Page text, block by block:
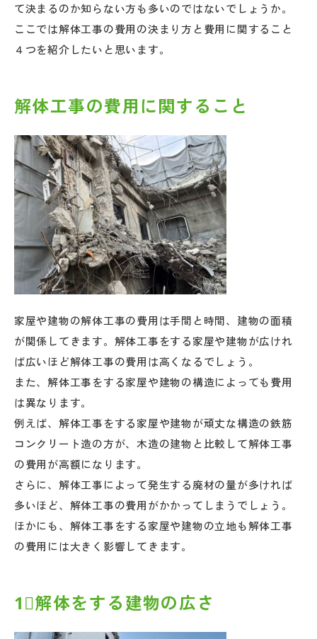
て決まるのか知らない方も多いのではないでしょうか。
ここでは解体工事の費用の決まり方と費用に関すること
４つを紹介したいと思います。
解体工事の費用に関すること
家屋や建物の解体工事の費用は手間と時間、建物の面積
が関係してきます。解体工事をする家屋や建物が広けれ
ば広いほど解体工事の費用は高くなるでしょう。
また、解体工事をする家屋や建物の構造によっても費用
は異なります。
例えば、解体工事をする家屋や建物が頑丈な構造の鉄筋
コンクリート造の方が、木造の建物と比較して解体工事
の費用が高額になります。
さらに、解体工事によって発生する廃材の量が多ければ
多いほど、解体工事の費用がかかってしまうでしょう。
ほかにも、解体工事をする家屋や建物の立地も解体工事
の費用には大きく影響してきます。
1⃣解体をする建物の広さ